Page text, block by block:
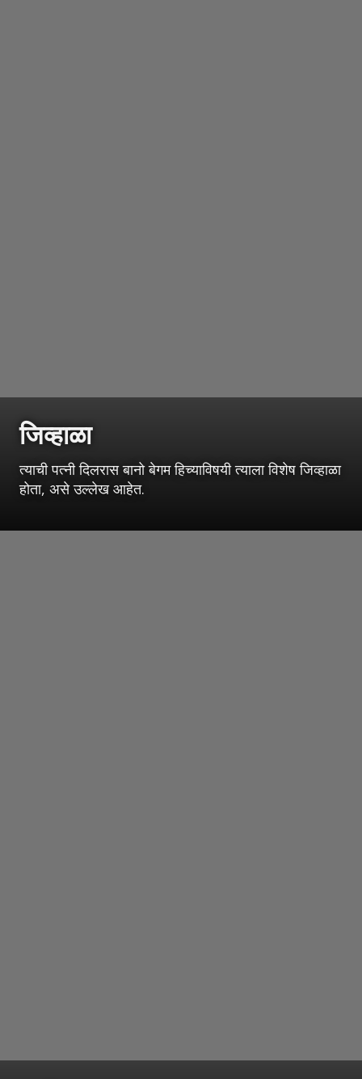
जिव्हाळा
त्याची पत्नी दिलरास बानो बेगम हिच्याविषयी त्याला विशेष जिव्हाळा
होता, असे उल्लेख आहेत.